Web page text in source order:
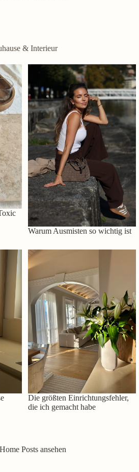
& Interieur
Warum Ausmisten so wichtig ist
Die größten Einrichtungsfehler,
die ich gemacht habe
Posts ansehen